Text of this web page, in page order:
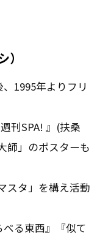
1995年よりフリ
刊SPA! 』(扶桑
師」のポスターも
スタ」を構え活動
る東西』『似て